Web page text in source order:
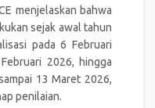
menjelaskan bahwa
sejak awal tahun
pada 6 Februari
2026, hingga
13 Maret 2026,
penilaian.